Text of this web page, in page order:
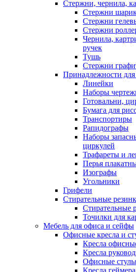
Стержни, чернила,
Стержни
Стержни
Стержни
Чернила,
ручек
Тушь
Стержни
Принадлежности для
Линейки
Наборы
Готовальни,
Бумага для
Транспортиры
Рапидографы
Наборы
циркулей
Трафареты и
Перья
Изографы
Угольники
Грифели
Стирательные
Стирательные
Точилки для
Мебель для офиса и сейфы
Офисные кресла и
Кресла
Кресла
Офисные